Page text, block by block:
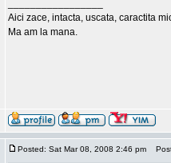
Aici zace, intacta, uscata, caractita
Ma am la mana.
Posted: Sat Mar 08, 2008 2:46 pm